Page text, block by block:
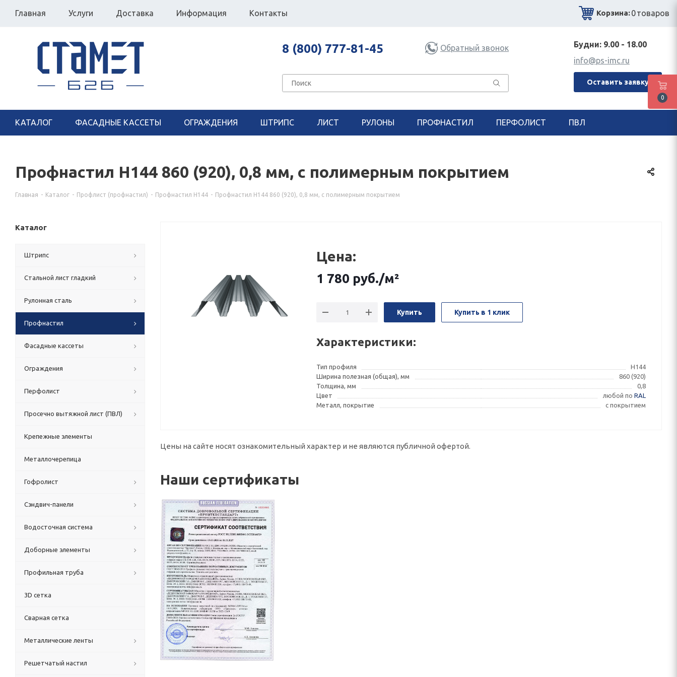
Главная Услуги Доставка Информация Контакты Корзина:0товаров
8 (800) 777-81-45 Обратный звонок
Будни: 9.00 - 18.00
info@ps-imc.ru
Оставить заявку
КАТАЛОГ ФАСАДНЫЕ КАССЕТЫ ОГРАЖДЕНИЯ ШТРИПС ЛИСТ РУЛОНЫ ПРОФНАСТИЛ ПЕРФОЛИСТ ПВЛ
Профнастил Н144 860 (920), 0,8 мм, с полимерным покрытием
Главная - Каталог - Профлист (профнастил) - Профнастил Н144 - Профнастил Н144 860 (920), 0,8 мм, с полимерным покрытием
Цена:
1 780 руб./м²
Купить Купить в 1 клик
Характеристики:
Тип профиля
Н144
Ширина полезная (общая), мм
860 (920)
Толщина, мм
0,8
Цвет
любой поRAL
Металл, покрытие
с покрытием
Цены на сайте носят ознакомительный характер и не являются публичной офертой.
Наши сертификаты
Каталог
Штрипс
Стальной лист гладкий
Рулонная сталь
Профнастил
Фасадные кассеты
Ограждения
Перфолист
Просечно вытяжной лист (ПВЛ)
Крепежные элементы
Металлочерепица
Гофролист
Сэндвич-панели
Водосточная система
Доборные элементы
Профильная труба
3D сетка
Сварная сетка
Металлические ленты
Решетчатый настил
0